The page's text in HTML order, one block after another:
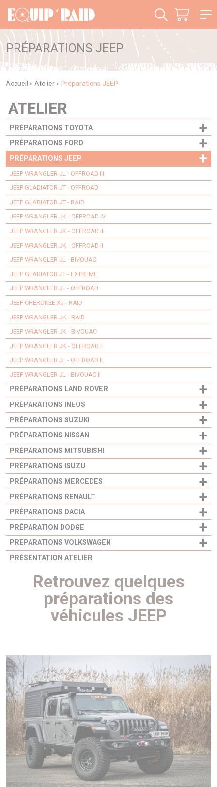
PRÉPARATIONS JEEP
Accueil > Atelier > Préparations JEEP
ATELIER
PRÉPARATIONS TOYOTA +
PRÉPARATIONS FORD +
PRÉPARATIONS JEEP +
JEEP WRANGLER JL - OFFROAD III
JEEP GLADIATOR JT - OFFROAD
JEEP GLADIATOR JT - RAID
JEEP WRANGLER JK - OFFROAD IV
JEEP WRANGLER JK - OFFROAD III
JEEP WRANGLER JK - OFFROAD II
JEEP WRANGLER JL - BIVOUAC
JEEP GLADIATOR JT - EXTREME
JEEP WRANGLER JL - OFFROAD
JEEP CHEROKEE XJ - RAID
JEEP WRANGLER JK - RAID
JEEP WRANGLER JK - BIVOUAC
JEEP WRANGLER JK - OFFROAD I
JEEP WRANGLER JL - OFFROAD II
JEEP WRANGLER JL - BIVOUAC II
PRÉPARATIONS LAND ROVER +
PRÉPARATIONS INEOS +
PRÉPARATIONS SUZUKI +
PRÉPARATIONS NISSAN +
PRÉPARATIONS MITSUBISHI +
PRÉPARATIONS ISUZU +
PRÉPARATIONS MERCEDES +
PRÉPARATIONS RENAULT +
PRÉPARATIONS DACIA +
PRÉPARATION DODGE +
PREPARATIONS VOLKSWAGEN +
PRÉSENTATION ATELIER
Retrouvez quelques
préparations des
véhicules JEEP
Panneau de gestion des cookies